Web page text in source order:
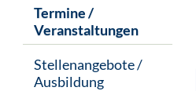
Termine /
Veranstaltungen
Stellenangebote /
Ausbildung